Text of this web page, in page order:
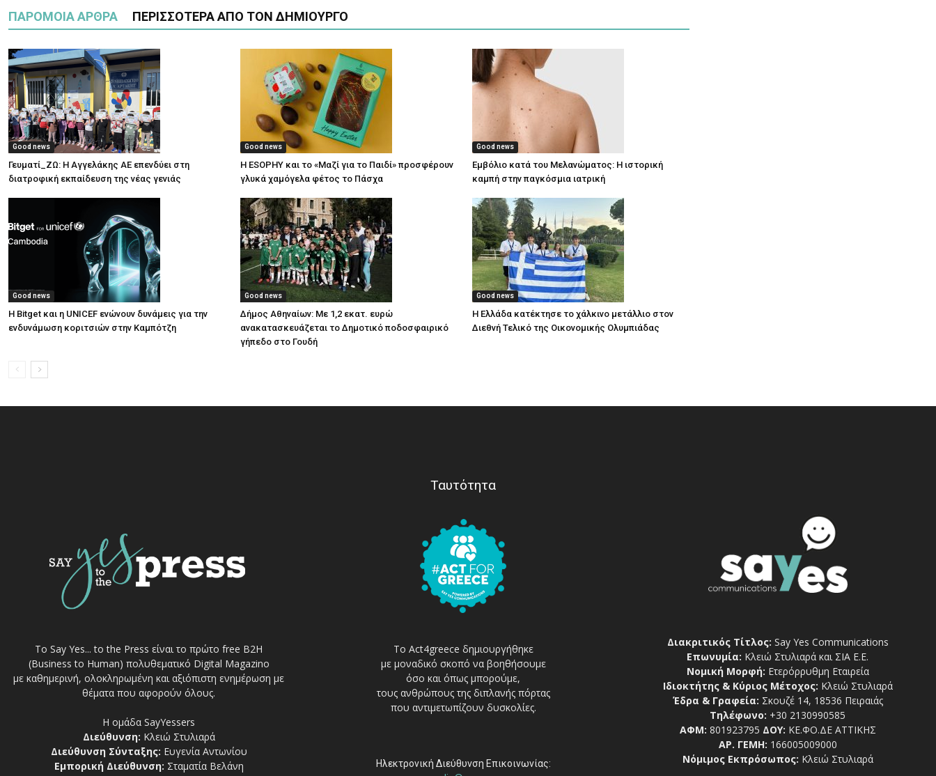
ΠΑΡΟΜΟΙΑ ΑΡΘΡΑ ΠΕΡΙΣΣΟΤΕΡΑ ΑΠΟ ΤΟΝ ΔΗΜΙΟΥΡΓΟ
Good news
Γευματί_ΖΩ: Η Αγγελάκης ΑΕ επενδύει στη
διατροφική εκπαίδευση της νέας γενιάς
Good news
Η ESOPHY και το «Μαζί για το Παιδί» προσφέρουν
γλυκά χαμόγελα φέτος το Πάσχα
Good news
Εμβόλιο κατά του Μελανώματος: Η ιστορική
καμπή στην παγκόσμια ιατρική
Good news
Η Bitget και η UNICEF ενώνουν δυνάμεις για την
ενδυνάμωση κοριτσιών στην Καμπότζη
Good news
Δήμος Αθηναίων: Με 1,2 εκατ. ευρώ
ανακατασκευάζεται το Δημοτικό ποδοσφαιρικό
γήπεδο στο Γουδή
Good news
Η Ελλάδα κατέκτησε το χάλκινο μετάλλιο στον
Διεθνή Τελικό της Οικονομικής Ολυμπιάδας
Το Say Yes... to the Press είναι το πρώτο free Β2Η
(Business to Human) πολυθεματικό Digital Magazino
με καθημερινή, ολοκληρωμένη και αξιόπιστη ενημέρωση με
θέματα που αφορούν όλους.
Η ομάδα SayYessers
Διεύθυνση: Κλειώ Στυλιαρά
Διεύθυνση Σύνταξης: Ευγενία Αντωνίου
Εμπορική Διεύθυνση: Σταματία Βελάνη
Ταυτότητα
Το Act4greece δημιουργήθηκε
με μοναδικό σκοπό να βοηθήσουμε
όσο και όπως μπορούμε,
τους ανθρώπους της διπλανής πόρτας
που αντιμετωπίζουν δυσκολίες.
Ηλεκτρονική Διεύθυνση Επικοινωνίας:
Διακριτικός Τίτλος: Say Yes Communications
Επωνυμία: Κλειώ Στυλιαρά και ΣΙΑ Ε.Ε.
Νομική Μορφή: Ετερόρρυθμη Εταιρεία
Ιδιοκτήτης & Κύριος Μέτοχος: Κλειώ Στυλιαρά
Έδρα & Γραφεία: Σκουζέ 14, 18536 Πειραιάς
Τηλέφωνο: +30 2130990585
ΑΦΜ: 801923795 ΔΟΥ: ΚΕ.ΦΟ.ΔΕ ΑΤΤΙΚΗΣ
ΑΡ. ΓΕΜΗ: 166005009000
Νόμιμος Εκπρόσωπος: Κλειώ Στυλιαρά